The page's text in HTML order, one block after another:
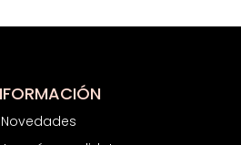
Novedades